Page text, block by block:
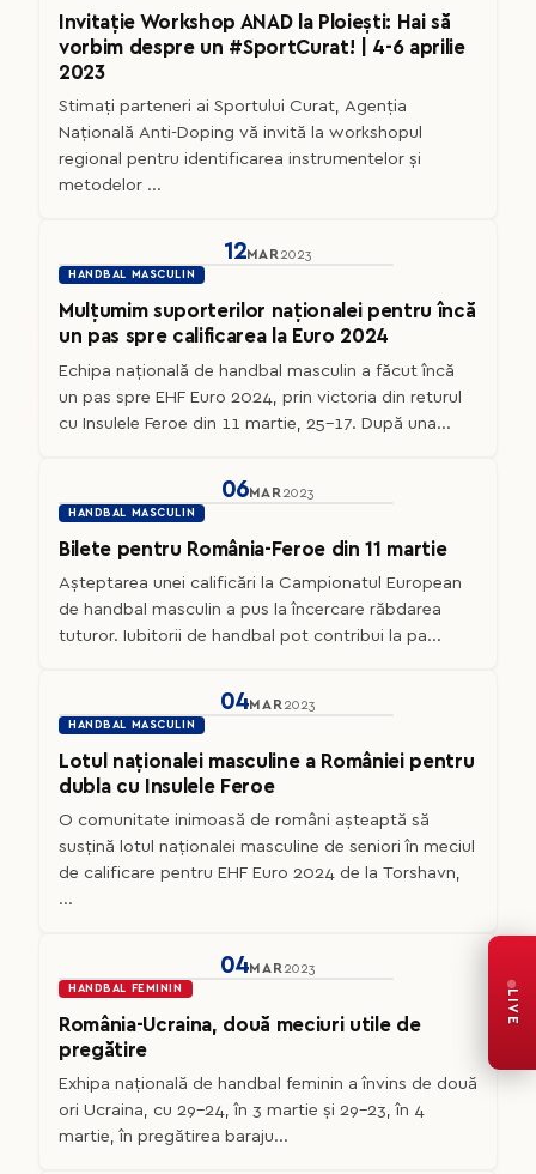
Invitație Workshop ANAD la Ploiești: Hai să
vorbim despre un #SportCurat! | 4-6 aprilie
2023
Stimați parteneri ai Sportului Curat, Agenția
Națională Anti-Doping vă invită la workshopul
regional pentru identificarea instrumentelor și
metodelor ...
12MAR 2023
HANDBAL MASCULIN
Mulțumim suporterilor naționalei pentru încă
un pas spre calificarea la Euro 2024
Echipa națională de handbal masculin a făcut încă
un pas spre EHF Euro 2024, prin victoria din returul
cu Insulele Feroe din 11 martie, 25-17. După una...
06MAR 2023
HANDBAL MASCULIN
Bilete pentru România-Feroe din 11 martie
Așteptarea unei calificări la Campionatul European
de handbal masculin a pus la încercare răbdarea
tuturor. Iubitorii de handbal pot contribui la pa...
04MAR 2023
HANDBAL MASCULIN
Lotul naționalei masculine a României pentru
dubla cu Insulele Feroe
O comunitate inimoasă de români așteaptă să
susțină lotul naționalei masculine de seniori în meciul
de calificare pentru EHF Euro 2024 de la Torshavn,
...
04MAR 2023
HANDBAL FEMININ
România-Ucraina, două meciuri utile de
pregătire
Exhipa națională de handbal feminin a învins de două
ori Ucraina, cu 29-24, în 3 martie și 29-23, în 4
martie, în pregătirea baraju...
LIVE